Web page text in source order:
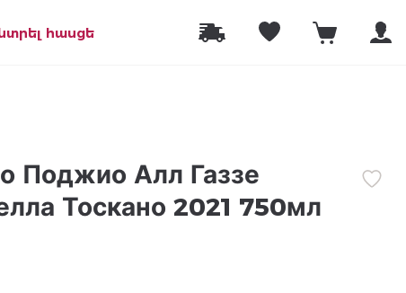
հասցե
Поджио Алл Газзе
Тоскано 2021 750мл